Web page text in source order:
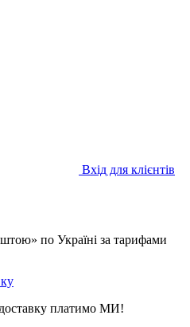
Вхід для клієнтів
по Україні за тарифами
платимо МИ!